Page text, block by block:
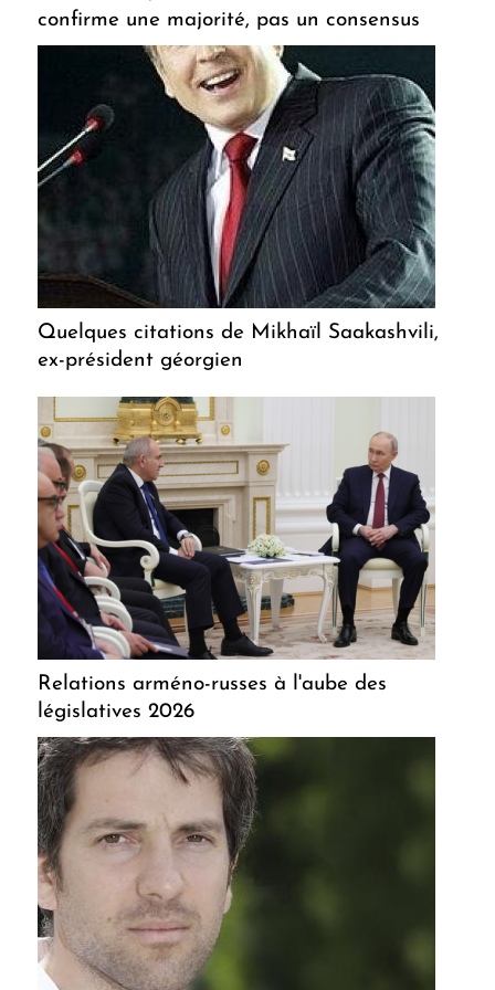
confirme une majorité, pas un consensus
Quelques citations de Mikhaïl Saakashvili,
ex-président géorgien
Relations arméno-russes à l'aube des
législatives 2026